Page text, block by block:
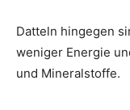
Datteln hingegen
weniger Energie
und Mineralstoffe.